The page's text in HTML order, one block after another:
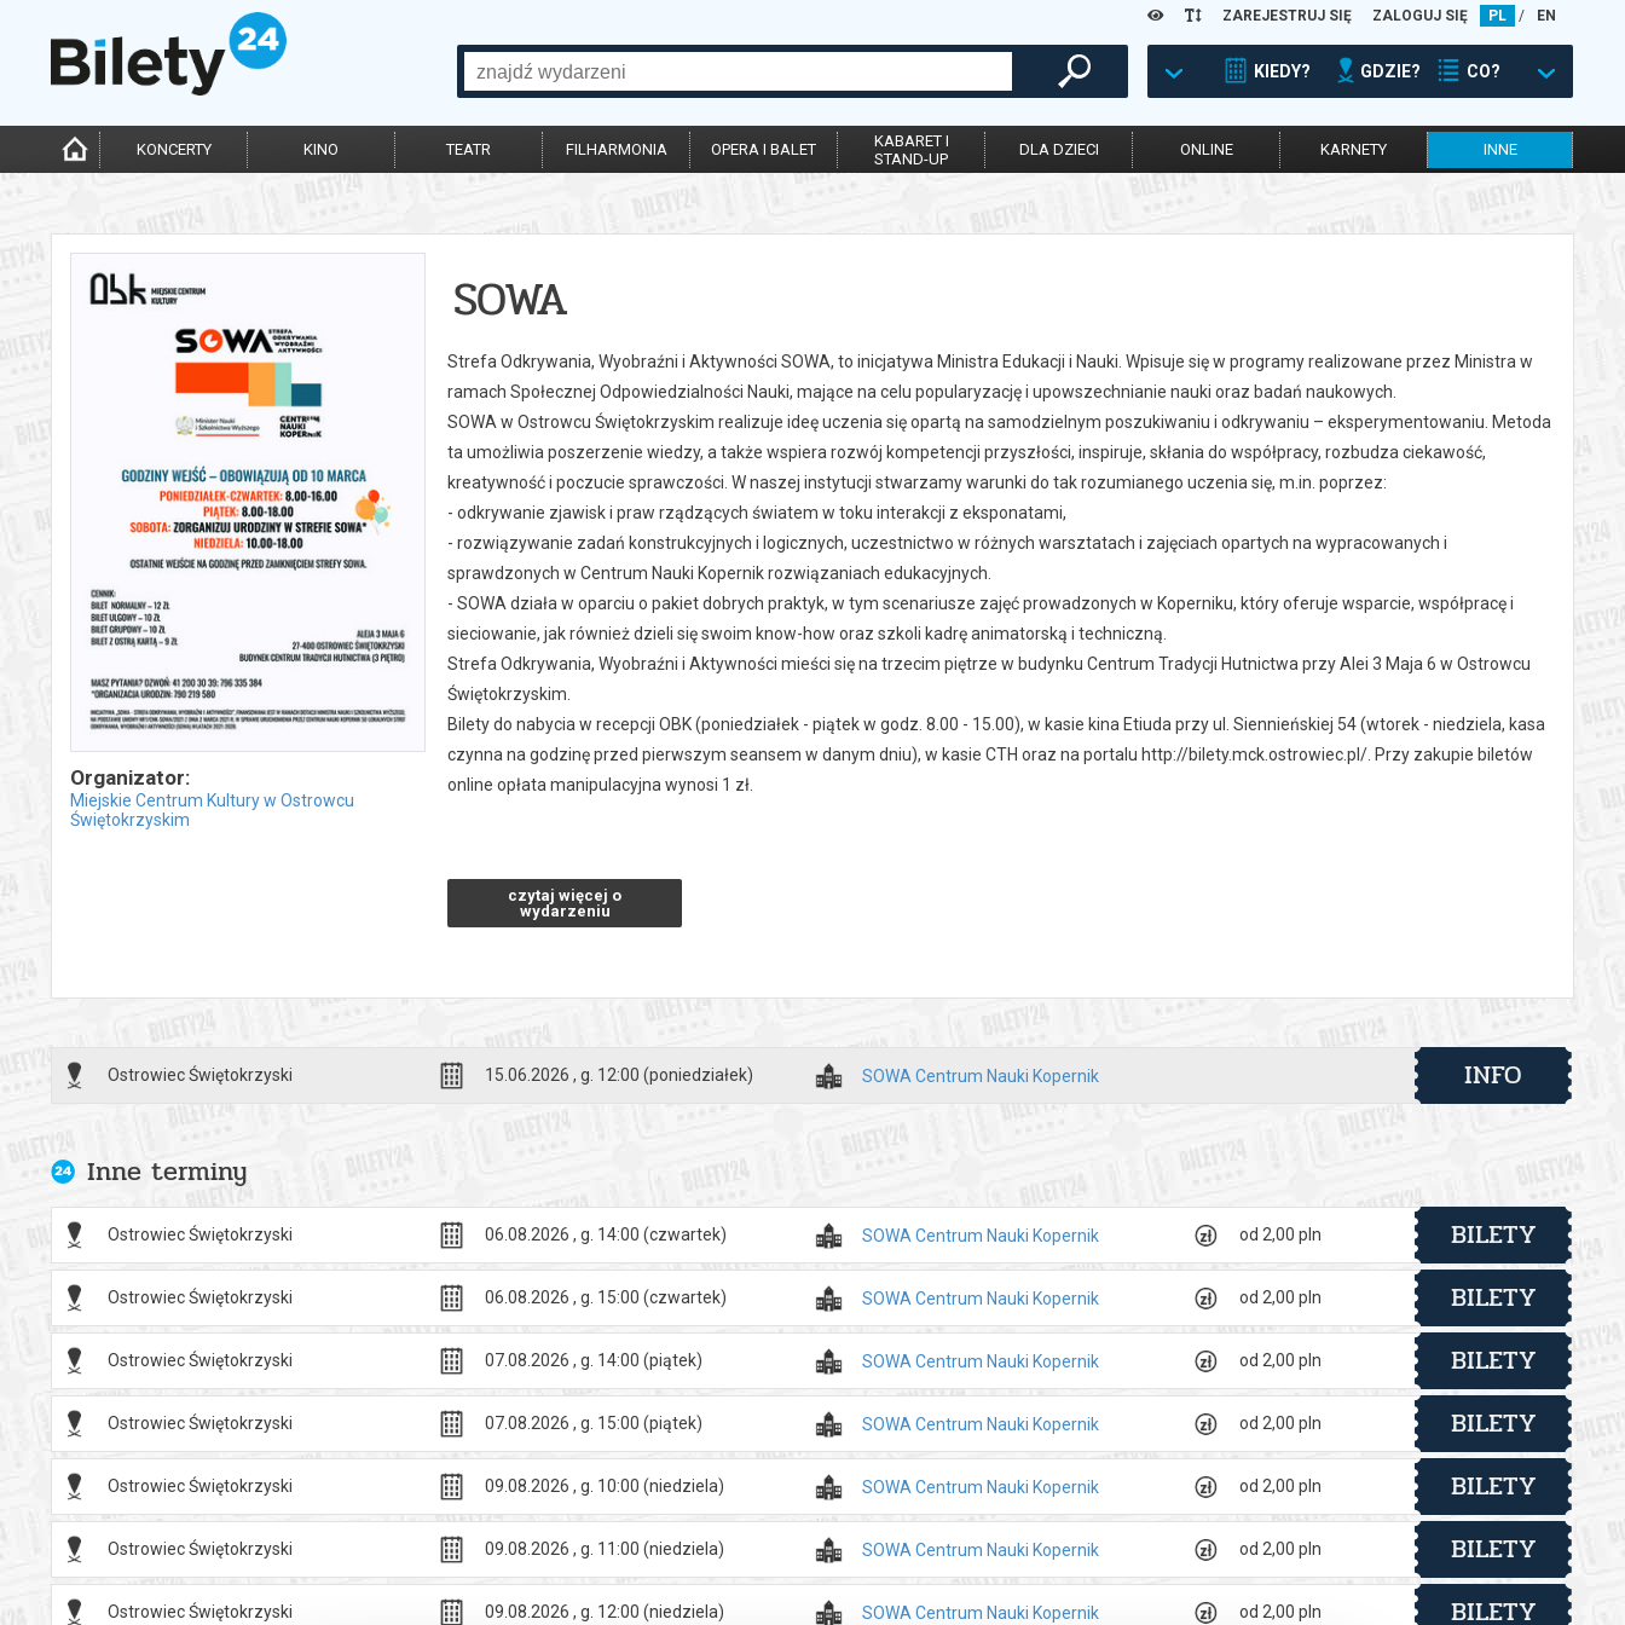
ZAREJESTRUJ SIĘ ZALOGUJ SIĘ PL / EN
KIEDY? GDZIE? CO?
KONCERTY KINO TEATR FILHARMONIA OPERA I BALET
KABARET I
STAND-UP
DLA DZIECI ONLINE KARNETY INNE
Organizator:
Miejskie Centrum Kultury w Ostrowcu
Świętokrzyskim
SOWA
Strefa Odkrywania, Wyobraźni i Aktywności SOWA, to inicjatywa Ministra Edukacji i Nauki. Wpisuje się w programy realizowane przez Ministra w
ramach Społecznej Odpowiedzialności Nauki, mające na celu popularyzację i upowszechnianie nauki oraz badań naukowych.
SOWA w Ostrowcu Świętokrzyskim realizuje ideę uczenia się opartą na samodzielnym poszukiwaniu i odkrywaniu – eksperymentowaniu. Metoda
ta umożliwia poszerzenie wiedzy, a także wspiera rozwój kompetencji przyszłości, inspiruje, skłania do współpracy, rozbudza ciekawość,
kreatywność i poczucie sprawczości. W naszej instytucji stwarzamy warunki do tak rozumianego uczenia się, m.in. poprzez:
- odkrywanie zjawisk i praw rządzących światem w toku interakcji z eksponatami,
- rozwiązywanie zadań konstrukcyjnych i logicznych, uczestnictwo w różnych warsztatach i zajęciach opartych na wypracowanych i
sprawdzonych w Centrum Nauki Kopernik rozwiązaniach edukacyjnych.
- SOWA działa w oparciu o pakiet dobrych praktyk, w tym scenariusze zajęć prowadzonych w Koperniku, który oferuje wsparcie, współpracę i
sieciowanie, jak również dzieli się swoim know-how oraz szkoli kadrę animatorską i techniczną.
Strefa Odkrywania, Wyobraźni i Aktywności mieści się na trzecim piętrze w budynku Centrum Tradycji Hutnictwa przy Alei 3 Maja 6 w Ostrowcu
Świętokrzyskim.
Bilety do nabycia w recepcji OBK (poniedziałek - piątek w godz. 8.00 - 15.00), w kasie kina Etiuda przy ul. Siennieńskiej 54 (wtorek - niedziela, kasa
czynna na godzinę przed pierwszym seansem w danym dniu), w kasie CTH oraz na portalu http://bilety.mck.ostrowiec.pl/. Przy zakupie biletów
online opłata manipulacyjna wynosi 1 zł.
-poniedziałek - czwartek 8.00-16.00
-piątek 8.00-18.00
Godziny wejść w okresie wakacyjnym mogą ulec zmianie. Możliwe terminy są dostępne do wyboru w trakcie zakupu biletów.
Cennik
Bilet normalny – 12,00 zł
Bilet dla opiekuna grupy – 1,00 zł
Bilet z Ostrą Kartą – 9,00 zł
Bilet ulgowy przysługuje:
- dzieciom i młodzieży szkolnej (uczniom po okazaniu legitymacji szkolnej),
- studentom i doktorantom do ukończenia 26. roku życia (po okazaniu legitymacji studenckiej lub doktoranckiej),
- posiadaczom Karty Dużej Rodziny (po okazaniu Karty Dużej Rodziny)
- emerytom i rencistom (po okazaniu legitymacji ze zdjęciem lub w przypadku legitymacji bez zdjęcia – legitymacji i dokumentu tożsamości),
- seniorom powyżej 65. roku życia (po okazaniu dokumentu ze zdjęciem uprawniającego do zniżki),
- osobom z niepełnosprawnością (po okazaniu orzeczenia o niepełnosprawności oraz dokumentu ze zdjęciem lub legitymacji osoby
niepełnosprawnej).
Bilet grupowy przysługuje zorganizowanej grupie liczącej co najmniej 11 osób, w tym jednego dorosłego opiekuna. Na każde 10 płatnych biletów
czytaj więcej o
wydarzeniu
Ostrowiec Świętokrzyski 15.06.2026 , g. 12:00 (poniedziałek) SOWA Centrum Nauki Kopernik INFO
Inne terminy
Ostrowiec Świętokrzyski 06.08.2026 , g. 14:00 (czwartek) SOWA Centrum Nauki Kopernik od 2,00 pln BILETY
Ostrowiec Świętokrzyski 06.08.2026 , g. 15:00 (czwartek) SOWA Centrum Nauki Kopernik od 2,00 pln BILETY
Ostrowiec Świętokrzyski 07.08.2026 , g. 14:00 (piątek) SOWA Centrum Nauki Kopernik od 2,00 pln BILETY
Ostrowiec Świętokrzyski 07.08.2026 , g. 15:00 (piątek) SOWA Centrum Nauki Kopernik od 2,00 pln BILETY
Ostrowiec Świętokrzyski 09.08.2026 , g. 10:00 (niedziela) SOWA Centrum Nauki Kopernik od 2,00 pln BILETY
Ostrowiec Świętokrzyski 09.08.2026 , g. 11:00 (niedziela) SOWA Centrum Nauki Kopernik od 2,00 pln BILETY
Ostrowiec Świętokrzyski 09.08.2026 , g. 12:00 (niedziela) SOWA Centrum Nauki Kopernik od 2,00 pln BILETY